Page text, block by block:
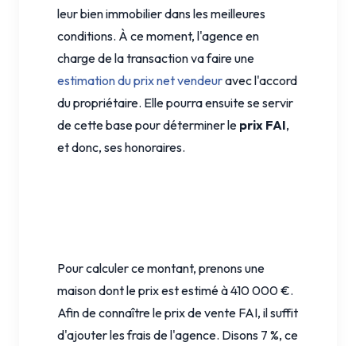
leur bien immobilier dans les meilleures
conditions. À ce moment, l'agence en
charge de la transaction va faire une
estimation du prix net vendeuravec l'accord
du propriétaire. Elle pourra ensuite se servir
de cette base pour déterminer le prix FAI,
et donc, ses honoraires.
Pour calculer ce montant, prenons une
maison dont le prix est estimé à 410 000 €.
Afin de connaître le prix de vente FAI, il suffit
d'ajouter les frais de l'agence. Disons 7 %, ce